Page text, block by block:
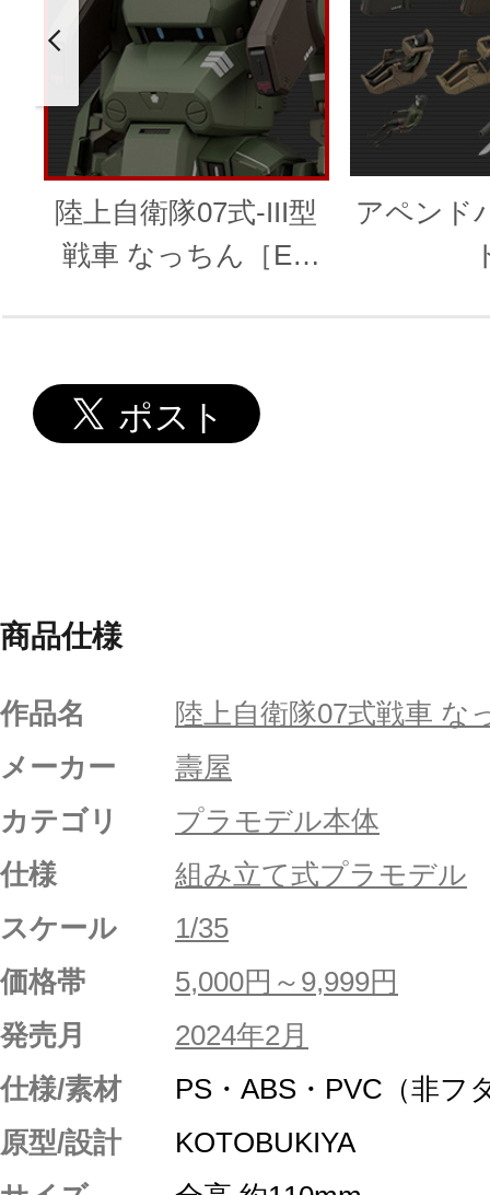
陸上自衛隊07式-III型
戦車 なっちん［EX
アペンド
商品仕様
作品名
陸上自衛隊07式戦車 な
メーカー
壽屋
カテゴリ
プラモデル本体
仕様
組み立て式プラモデル
スケール
1/35
価格帯
5,000円～9,999円
発売月
2024年2月
仕様/素材
PS・ABS・PVC（非フ
原型/設計
KOTOBUKIYA